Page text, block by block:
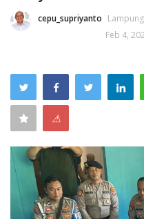
Makan Bergizi
Pelanggaran
Ketertiban
Keamanan
Kejahatan
cepu_supriyanto
Feb 4,
⚠